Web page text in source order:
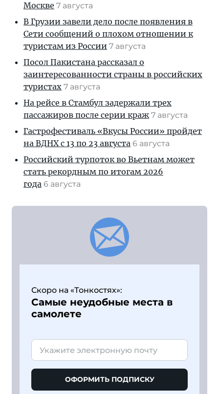
Москве 7 августа
В Грузии завели дело после появления в
Сети сообщений о плохом отношении к
туристам из России 7 августа
Посол Пакистана рассказал о
заинтересованности страны в российских
туристах 7 августа
На рейсе в Стамбул задержали трех
пассажиров после серии краж 7 августа
Гастрофестиваль «Вкусы России» пройдет
на ВДНХ с 13 по 23 августа 6 августа
Российский турпоток во Вьетнам может
стать рекордным по итогам 2026
года 6 августа
Скоро на «Тонкостях»:
Самые неудобные места в
самолете
ОФОРМИТЬ ПОДПИСКУ